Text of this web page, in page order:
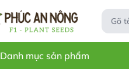
Danh mục sản phẩm